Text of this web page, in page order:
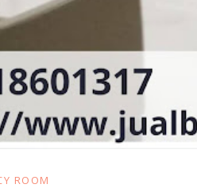
ROOM